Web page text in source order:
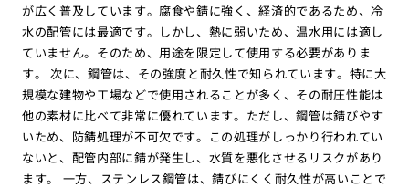
が広く普及しています。腐食や錆に強く、経済的であるため、冷
水の配管には最適です。しかし、熱に弱いため、温水用には適し
ていません。そのため、用途を限定して使用する必要がありま
す。 次に、鋼管は、その強度と耐久性で知られています。特に大
規模な建物や工場などで使用されることが多く、その耐圧性能は
他の素材に比べて非常に優れています。ただし、鋼管は錆びやす
いため、防錆処理が不可欠です。この処理がしっかり行われてい
ないと、配管内部に錆が発生し、水質を悪化させるリスクがあり
ます。 一方、ステンレス鋼管は、錆びにくく耐久性が高いことで